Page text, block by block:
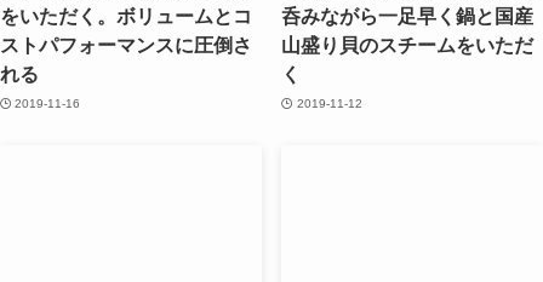
をいただく。ボリュームとコ
ストパフォーマンスに圧倒さ
れる
2019-11-16
呑みながら一足早く鍋と国産
山盛り貝のスチームをいただ
く
2019-11-12